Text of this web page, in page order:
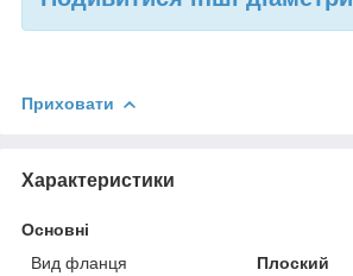
Приховати
Характеристики
Основні
Вид фланця
Плоский